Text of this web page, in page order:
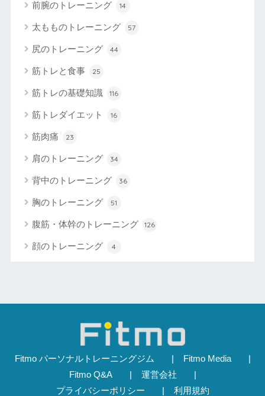
前腕のトレーニング 14
太もものトレーニング 57
尻のトレーニング 44
筋トレと食事 25
筋トレの基礎知識 116
筋トレダイエット 16
筋肉痛 23
肩のトレーニング 34
背中のトレーニング 36
胸のトレーニング 51
腹筋・体幹のトレーニング 126
顔のトレーニング 4
Fitmo パーソナルトレーニングジム
Fitmo Media
Fitmo Q&A
運営会社
プライバシーポリシー
利用規約